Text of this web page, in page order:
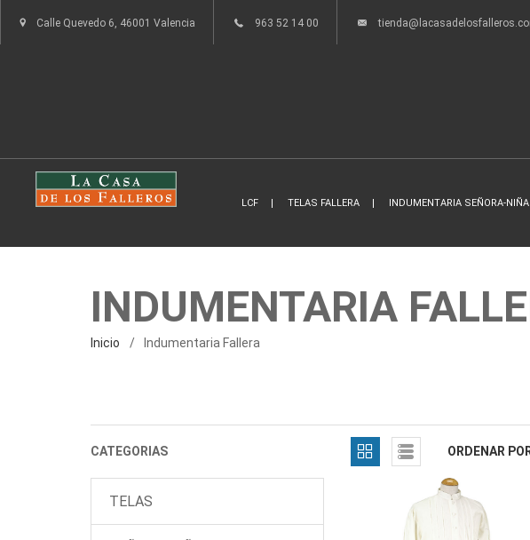
Calle Quevedo 6, 46001 Valencia 963 52 14 00
LCF TELAS FALLERA INDUMENTARIA SEÑORA-NIÑA
INDUMENTARIA
Inicio Indumentaria Fallera
CATEGORIAS
TELAS
ORDENAR